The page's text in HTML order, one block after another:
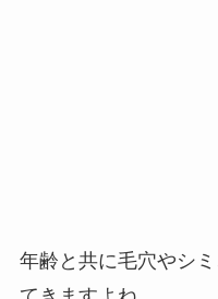
年齢と共に毛穴やシ